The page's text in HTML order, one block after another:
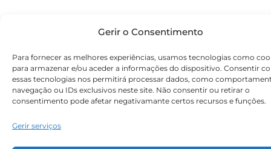
Gerir o Consentimento
Para fornecer as melhores experiências, usamos tecnologias como
para armazenar e/ou aceder a informações do dispositivo. Consentir
essas tecnologias nos permitirá processar dados, como
navegação ou IDs exclusivos neste site. Não consentir ou retirar o
consentimento pode afetar negativamante certos recursos e funções.
Gerir serviços